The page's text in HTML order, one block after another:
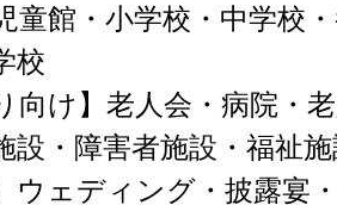
童館・小学校・中学校
校
向け】老人会・病院・
設・障害者施設・福祉
ウェディング・披露宴